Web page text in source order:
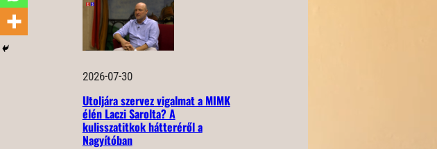
2026-07-30
Utoljára szervez vigalmat a MIMK
élén Laczi Sarolta? A
kulisszatitkok hátteréről a
Nagyítóban